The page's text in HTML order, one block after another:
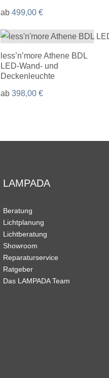
ab 499,00 €
less’n’more Athene BDL
LED-Wand- und
Deckenleuchte
ab 398,00 €
LAMPADA
Beratung
Lichtplanung
Lichtberatung
Showroom
Reparaturservice
Ratgeber
Das LAMPADA Team